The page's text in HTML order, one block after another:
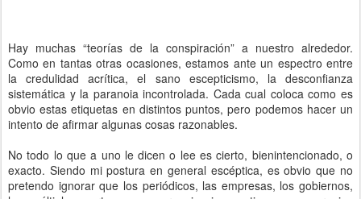
Hay muchas “teorías de la conspiración” a nuestro alrededor.
Como en tantas otras ocasiones, estamos ante un espectro entre
la credulidad acrítica, el sano escepticismo, la desconfianza
sistemática y la paranoia incontrolada. Cada cual coloca como es
obvio estas etiquetas en distintos puntos, pero podemos hacer un
intento de afirmar algunas cosas razonables.
No todo lo que a uno le dicen o lee es cierto, bienintencionado, o
exacto. Siendo mi postura en general escéptica, es obvio que no
pretendo ignorar que los periódicos, las empresas, los gobiernos,